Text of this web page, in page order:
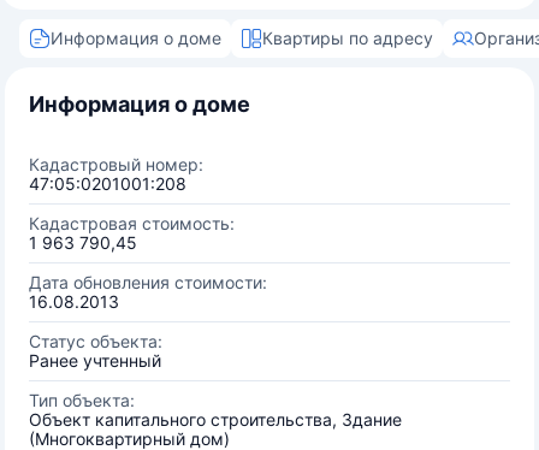
Информация о доме Квартиры по адресу
Информация о доме
Кадастровый номер:
47:05:0201001:208
Кадастровая стоимость:
1 963 790,45
Дата обновления стоимости:
16.08.2013
Статус объекта:
Ранее учтенный
Тип объекта:
Объект капитального строительства, Здание
(Многоквартирный дом)